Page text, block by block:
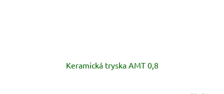
Keramická tryska AMT 0,8